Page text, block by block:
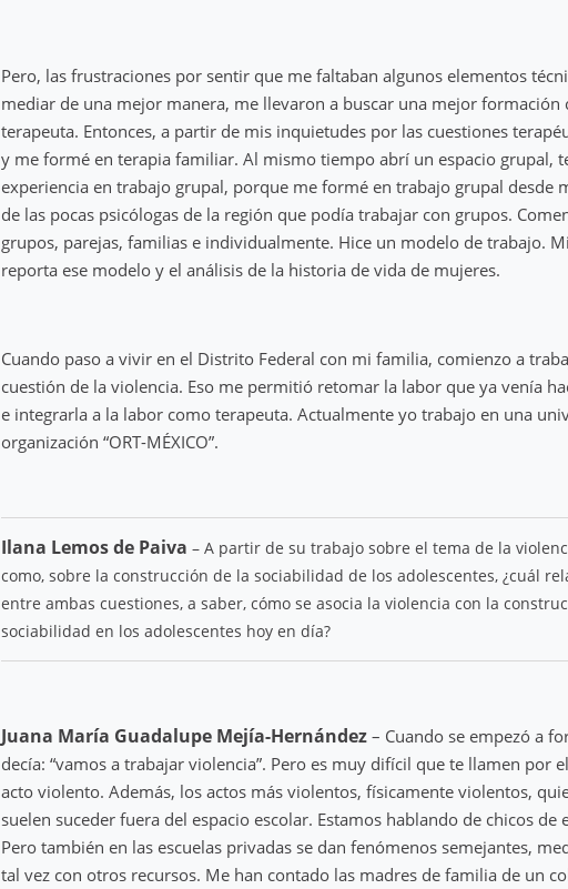
Pero, las frustraciones por sentir que me faltaban algunos elementos
mediar de una mejor manera, me llevaron a buscar una mejor formación
terapeuta. Entonces, a partir de mis inquietudes por las cuestiones
y me formé en terapia familiar. Al mismo tiempo abrí un espacio grupal,
experiencia en trabajo grupal, porque me formé en trabajo grupal desde
de las pocas psicólogas de la región que podía trabajar con grupos.
grupos, parejas, familias e individualmente. Hice un modelo de trabajo.
reporta ese modelo y el análisis de la historia de vida de mujeres.
Cuando paso a vivir en el Distrito Federal con mi familia, comienzo a
cuestión de la violencia. Eso me permitió retomar la labor que ya venía
e integrarla a la labor como terapeuta. Actualmente yo trabajo en una
organización “ORT-MÉXICO”.
Ilana Lemos de Paiva – A partir de su trabajo sobre el tema de la
como, sobre la construcción de la sociabilidad de los adolescentes, ¿cuál
entre ambas cuestiones, a saber, cómo se asocia la violencia con la
sociabilidad en los adolescentes hoy en día?
Juana María Guadalupe Mejía-Hernández – Cuando se empezó a
decía: “vamos a trabajar violencia”. Pero es muy difícil que te llamen por
acto violento. Además, los actos más violentos, físicamente violentos,
suelen suceder fuera del espacio escolar. Estamos hablando de chicos de
Pero también en las escuelas privadas se dan fenómenos semejantes,
tal vez con otros recursos. Me han contado las madres de familia de un